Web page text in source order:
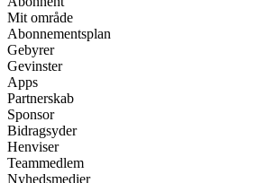
Mit område
Abonnementsplan
Gebyrer
Gevinster
Apps
Partnerskab
Sponsor
Bidragsyder
Henviser
Teammedlem
Nyhedsmedier